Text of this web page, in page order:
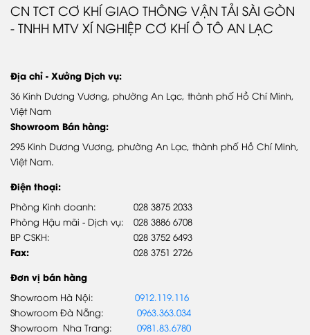
Giới thiệu Samco Bus
Quá trình phát triển
DỊCH VỤ & PHỤ TÙNG
Phụ tùng chính hãng
Hệ thống trạm DVUQ SAMCO
Xe khách
TIN TỨC
CN TCT CƠ KHÍ GIAO THÔNG VẬN TẢI SÀI GÒN
- TNHH MTV XÍ NGHIỆP CƠ KHÍ Ô TÔ AN LẠC
Địa chỉ - Xưởng Dịch vụ:
36 Kinh Dương Vương, phường An Lạc, thành phố Hồ Chí Minh,
Việt Nam
Showroom Bán hàng:
295 Kinh Dương Vương, phường An Lạc, thành phố Hồ Chí Minh,
Việt Nam.
Điện thoại:
Phòng Kinh doanh:
Phòng Hậu mãi - Dịch vụ:
BP CSKH:
Fax:
028 3875 2033
028 3886 6708
028 3752 6493
028 3751 2726
Đơn vị bán hàng
Showroom Hà Nội: 0912.119.116
Showroom Đà Nẵng: 0963.363.034
Showroom Nha Trang: 0981.83.6780